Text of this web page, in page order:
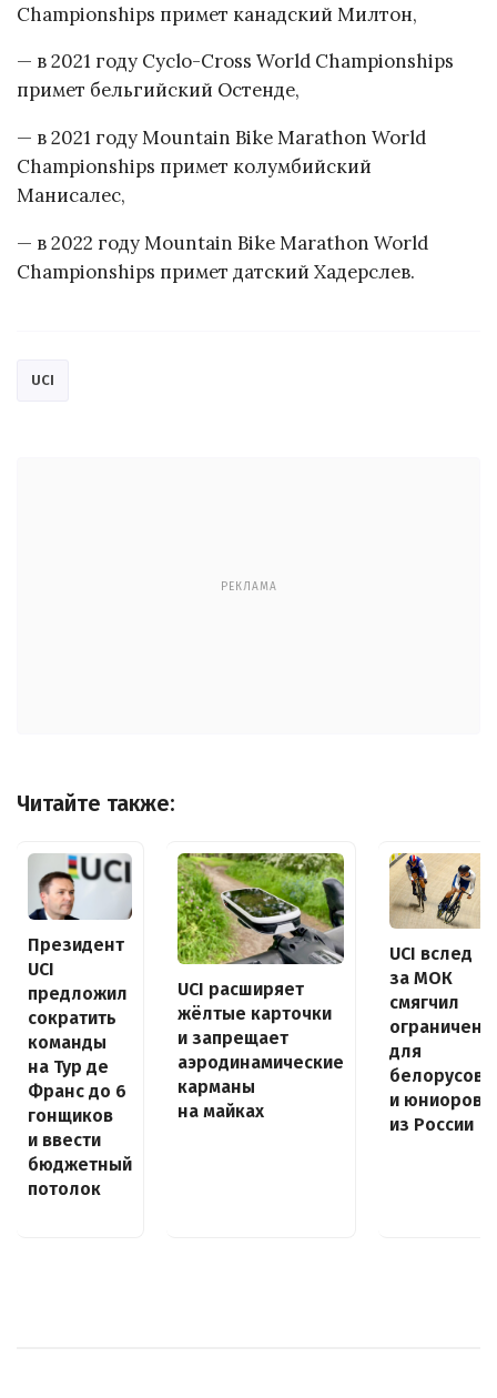
Championships примет канадский Милтон,
— в 2021 году Cyclo-Cross World Championships
примет бельгийский Остенде,
— в 2021 году Mountain Bike Marathon World
Championships примет колумбийский
Манисалес,
— в 2022 году Mountain Bike Marathon World
Championships примет датский Хадерслев.
UCI
РЕКЛАМА
Читайте также:
Президент
UCI
предложил
сократить
команды
на Тур де
Франс до 6
гонщиков
и ввести
бюджетный
потолок
UCI расширяет
жёлтые карточки
и запрещает
аэродинамические
карманы
на майках
UCI вслед
за МОК
смягчил
для
белорусов
и юниоров
из России